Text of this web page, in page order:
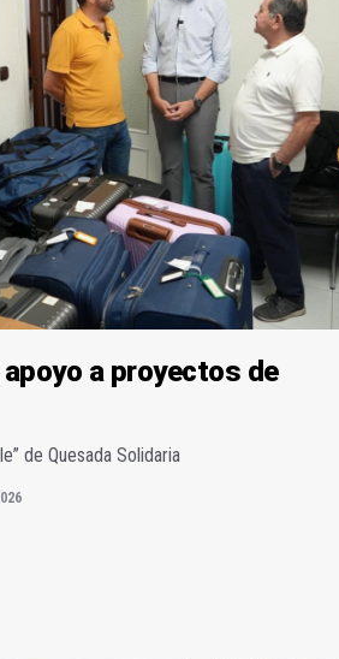
a proyectos de
de Quesada Solidaria